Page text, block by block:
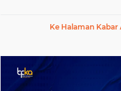
Ke Halaman Kabar